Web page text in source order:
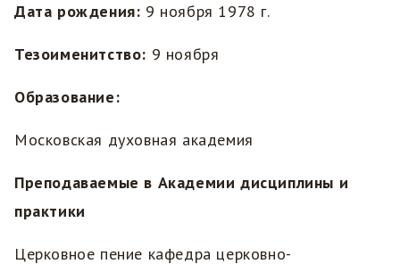
Дата рождения: 9 ноября 1978 г.
Тезоименитство: 9 ноября
Образование:
Московская духовная академия
Преподаваемые в Академии дисциплины и
практики
Церковное пение кафедра церковно-